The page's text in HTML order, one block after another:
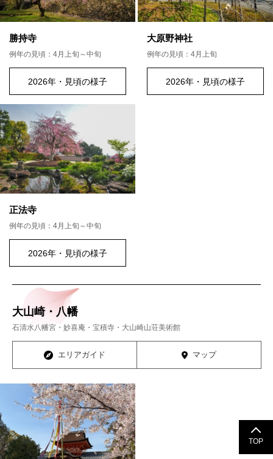
勝持寺
例年の見頃：4月上旬～中旬
2026年・見頃の様子
大原野神社
例年の見頃：4月上旬
2026年・見頃の様子
正法寺
例年の見頃：4月上旬～中旬
2026年・見頃の様子
大山崎・八幡
石清水八幡宮・妙喜庵・宝積寺・大山崎山荘美術館
エリアガイド マップ
TOP